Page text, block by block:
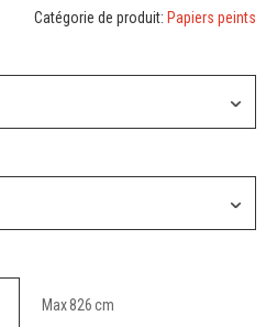
Catégorie de produit: Papiers peints
Max826cm